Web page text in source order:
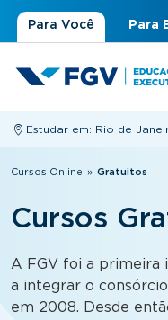
Para Você Para
Estudar em: Rio de
Você está
Cursos Online » Gratuitos
Cursos
A FGV foi a primeira
a integrar o
em 2008. Desde